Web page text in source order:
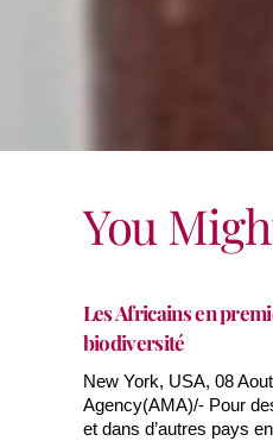
You
Les Africains en
biodiversité
New York, USA, 08
Agency(AMA)/- Pour
et dans d’autres pays en